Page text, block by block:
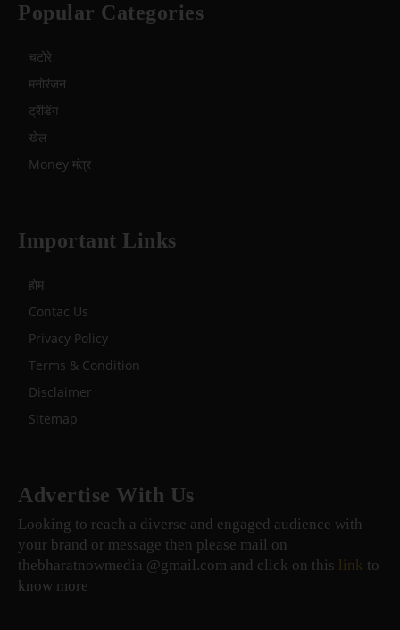
Popular Categories
चटोरे
मनोरंजन
ट्रेंडिंग
खेल
Money मंत्र
Important Links
होम
Contac Us
Privacy Policy
Terms & Condition
Disclaimer
Sitemap
Advertise With Us
Looking to reach a diverse and engaged audience with
your brand or message then please mail on
thebharatnowmedia @gmail.com and click on this link to
know more